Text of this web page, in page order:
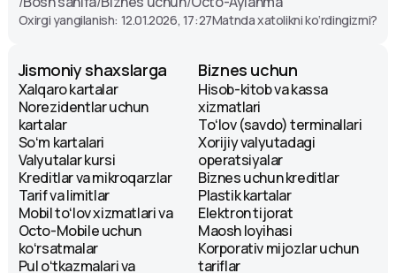
Oxirgi yangilanish: 12.01.2026, 17:27Matnda xatolikni ko‘rdingizmi?
Jismoniy shaxslarga
Xalqaro kartalar
Norezidentlar uchun
kartalar
Soʻm kartalari
Valyutalar kursi
Kreditlar va mikroqarzlar
Tarif va limitlar
Mobil toʻlov xizmatlari va
Octo-Mobile uchun
koʻrsatmalar
Pul oʻtkazmalari va
Biznes uchun
Hisob-kitob va kassa
xizmatlari
Toʻlov (savdo) terminallari
Xorijiy valyutadagi
operatsiyalar
Biznes uchun kreditlar
Plastik kartalar
Elektron tijorat
Maosh loyihasi
Korporativ mijozlar uchun
tariflar